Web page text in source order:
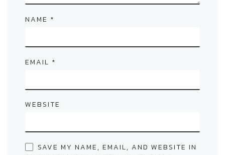
NAME *
EMAIL *
WEBSITE
SAVE MY NAME, EMAIL, AND WEBSITE IN